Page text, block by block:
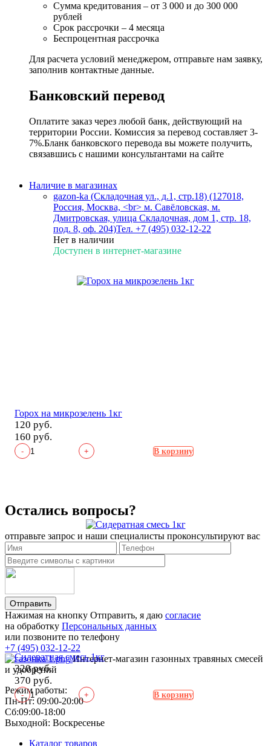
Сумма кредитования – от 3 000 и до 300 000
рублей
Срок рассрочки – 4 месяца
Беспроцентная рассрочка
Для расчета условий менеджером, отправьте нам заявку,
заполнив контактные данные.
Банковский перевод
Оплатите заказ через любой банк, действующий на
территории России. Комиссия за перевод составляет 3-
7%.Бланк банковского перевода вы можете получить,
связавшись с нашими консультантами на сайте
Наличие в магазинах
gazon-ka (Складочная ул., д.1, стр.18) (127018,
Россия, Москва, <br> м. Савёловская, м.
Дмитровская, улица Складочная, дом 1, стр. 18,
под. 8, оф. 204)Тел. +7 (495) 032-12-22
Нет в наличии
Доступен в интернет-магазине
Горох на микрозелень 1кг
120 руб.
160 руб.
- + В корзину
Сидератная смесь 1кг
320 руб.
370 руб.
- + В корзину
Остались вопросы?
отправьте запрос и наши специалисты проконсультируют вас
Отправить
Нажимая на кнопку Отправить, я даю согласие
на обработку Персональных данных
или позвоните по телефону
+7 (495) 032-12-22
Интернет-магазин газонных травяных смесей
и удобрений
Режим работы:
Пн-Пт: 09:00-20:00
Сб:09:00-18:00
Выходной: Воскресенье
Каталог товаров